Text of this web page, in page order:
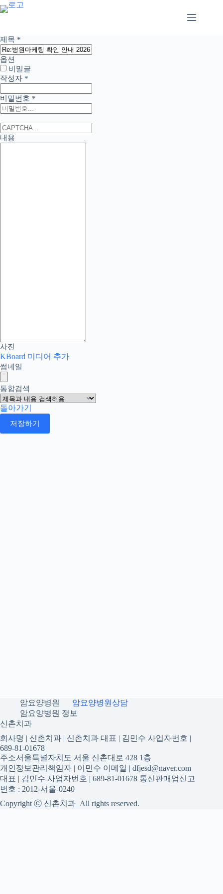
본
문
로
건
너
뛰
기
제목 *
옵션
비밀글
작성자 *
비밀번호 *
내용
사진
KBoard 미디어 추가
썸네일
통합검색
돌아가기
저장하기
암요양병원
암요양병원상담
암요양병원 정보
신촌치과
회사명 | 신촌치과 | 신촌치과 대표 | 김민수 사업자번호 |
689-81-01678
주소서울특별자치도 서울 신촌대로 428 1층
개인정보관리책임자 | 이민수 이메일 | dfjesd@naver.com
대표 | 김민수 사업자번호 | 689-81-01678 통신판매업신고
번호 : 2012-서울-0240
Copyright ⓒ 신촌치과 All rights reserved.